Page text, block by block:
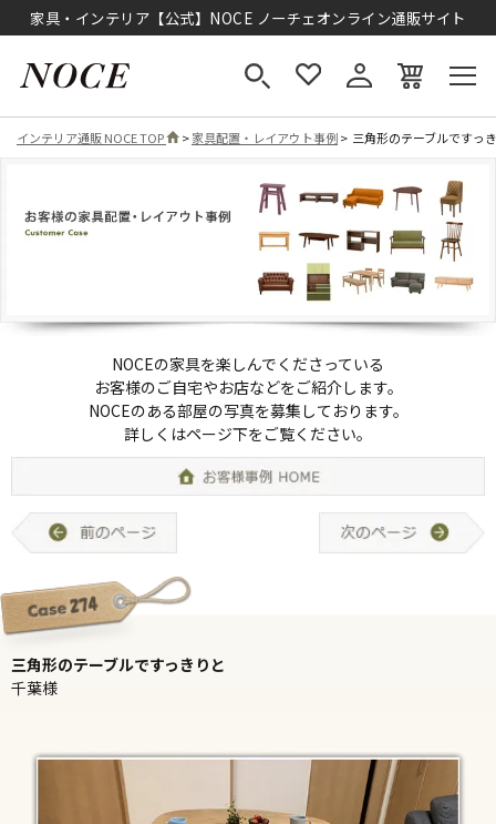
家具・インテリア【公式】NOCE ノーチェオンライン通販サイト
インテリア通販 NOCE TOP >家具配置・レイアウト事例> 三角形のテーブルですっ
NOCEの家具を楽しんでくださっている
お客様のご自宅やお店などをご紹介します。
NOCEのある部屋の写真を募集しております。
詳しくはページ下をご覧ください。
三角形のテーブルですっきりと
千葉様